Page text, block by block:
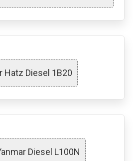
Hatz Diesel 1B20
Diesel L100N